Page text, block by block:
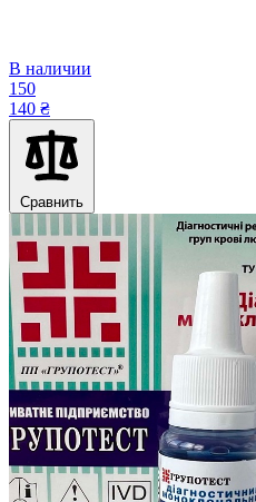
В наличии
150
140 ₴
Сравнить